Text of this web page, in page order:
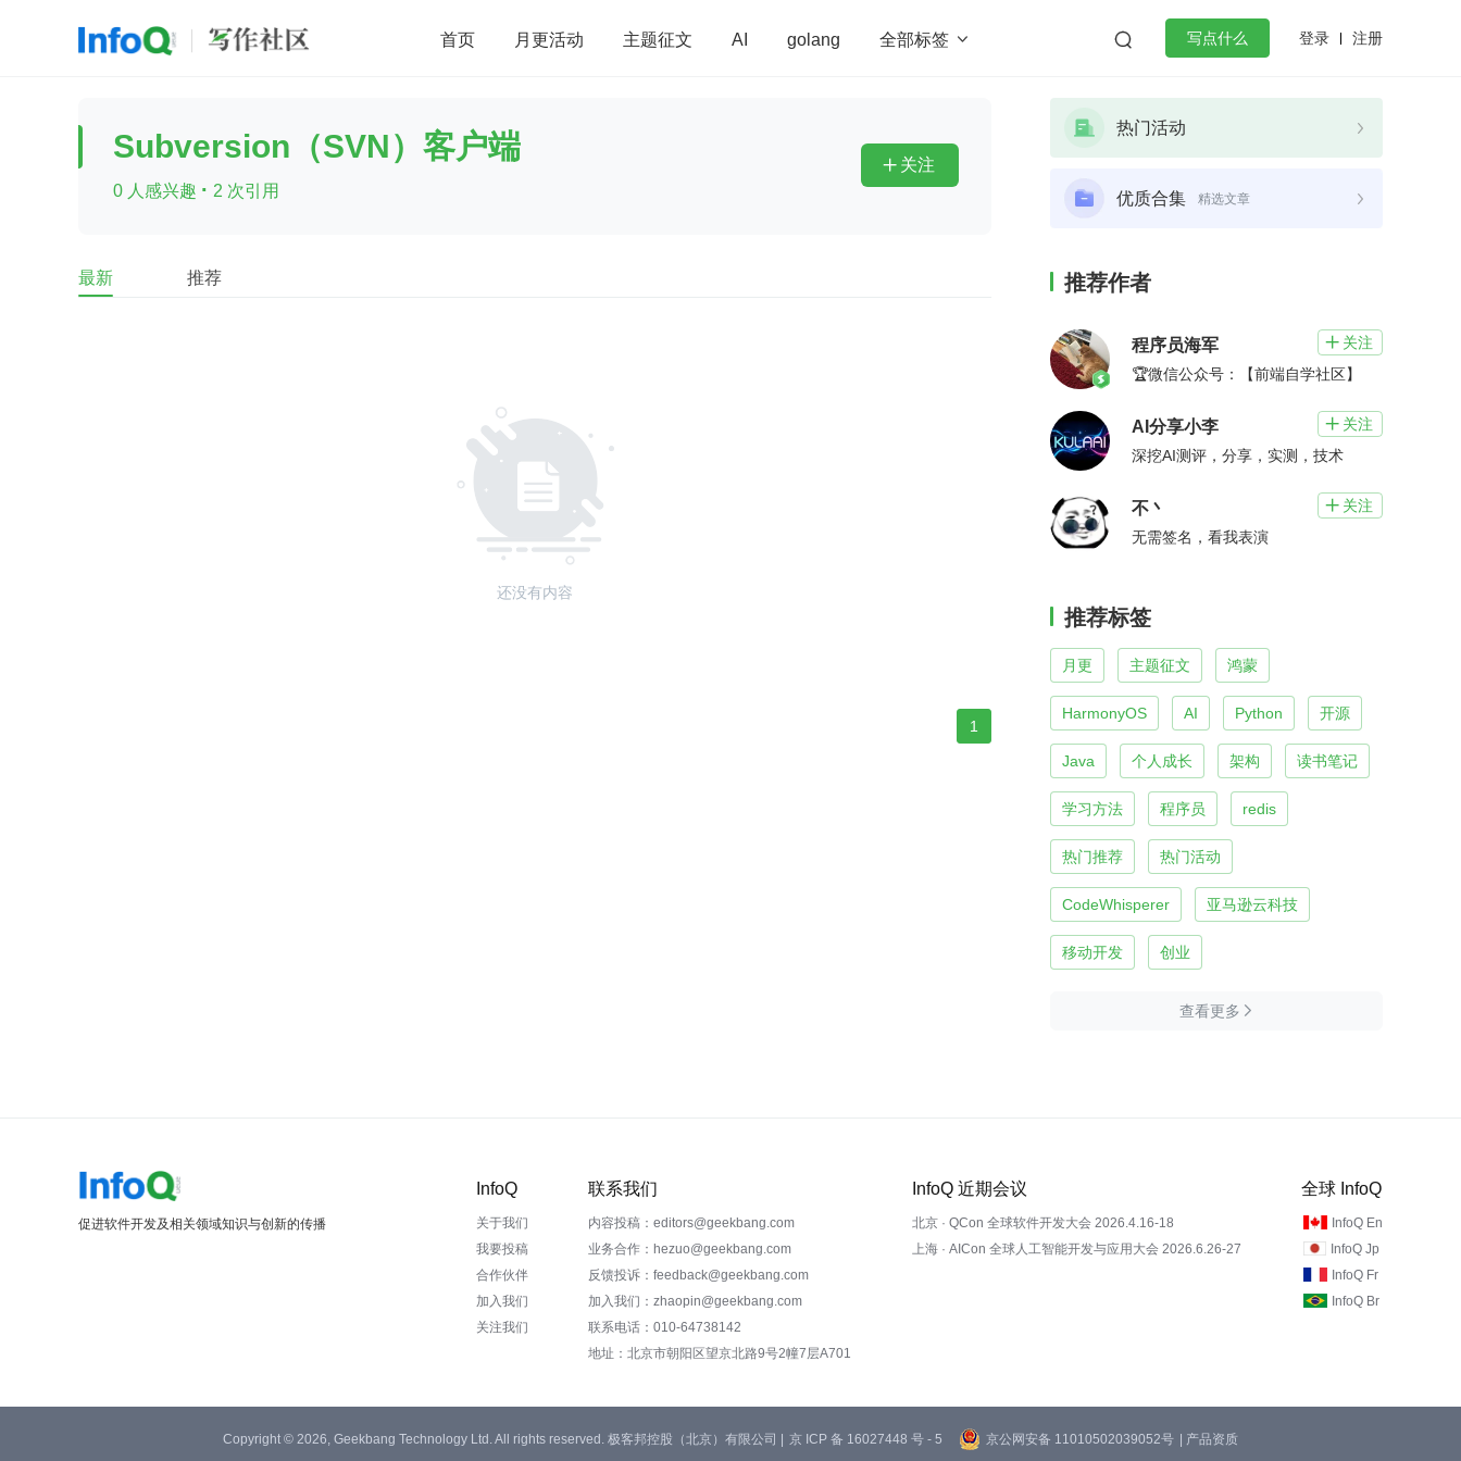
首页 月更活动 主题征文 AI golang 全部标签   写点什么 登录 注册
前端 AI 大数据 团队管理 程序员 redis
查看更多
Subversion（SVN）客户端
0 人感兴趣 · 2 次引用
 关注
最新 推荐
还没有内容
1
热门活动
优质合集 精选文章
推荐作者
程序员海军  关注
🏆微信公众号：【前端自学社区】
AI分享小李  关注
深挖AI测评，分享，实测，技术
不丶  关注
无需签名，看我表演
推荐标签
月更 主题征文 鸿蒙
HarmonyOS AI Python 开源
Java 个人成长 架构 读书笔记
学习方法 程序员 redis
热门推荐 热门活动
CodeWhisperer 亚马逊云科技
移动开发 创业
查看更多 
促进软件开发及相关领域知识与创新的传播
InfoQ
关于我们
我要投稿
合作伙伴
加入我们
关注我们
联系我们
内容投稿：editors@geekbang.com
业务合作：hezuo@geekbang.com
反馈投诉：feedback@geekbang.com
加入我们：zhaopin@geekbang.com
联系电话：010-64738142
地址：北京市朝阳区望京北路9号2幢7层A701
InfoQ 近期会议
北京 · QCon 全球软件开发大会 2026.4.16-18
上海 · AICon 全球人工智能开发与应用大会 2026.6.26-27
全球 InfoQ
InfoQ En
InfoQ Jp
InfoQ Fr
InfoQ Br
Copyright © 2026, Geekbang Technology Ltd. All rights reserved. 极客邦控股（北京）有限公司 | 京 ICP 备 16027448 号 - 5 京公网安备 11010502039052号 | 产品资质